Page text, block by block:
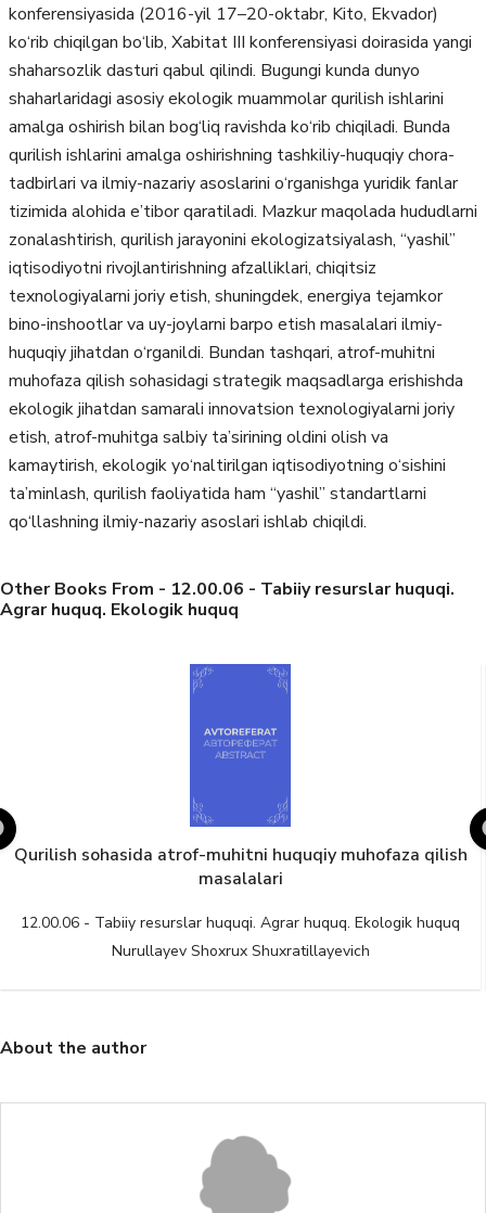
konferensiyasida (2016-yil 17–20-oktabr, Kito, Ekvador)
kо‘rib chiqilgan bо‘lib, Xabitat III konferensiyasi doirasida yangi
shaharsozlik dasturi qabul qilindi. Bugungi kunda dunyo
shaharlaridagi asosiy ekologik muammolar qurilish ishlarini
amalga oshirish bilan bog‘liq ravishda kо‘rib chiqiladi. Bunda
qurilish ishlarini amalga oshirishning tashkiliy-huquqiy chora-
tadbirlari va ilmiy-nazariy asoslarini о‘rganishga yuridik fanlar
tizimida alohida e’tibor qaratiladi. Mazkur maqolada hududlarni
zonalashtirish, qurilish jarayonini ekologizatsiyalash, “yashil”
iqtisodiyotni rivojlantirishning afzalliklari, chiqitsiz
texnologiyalarni joriy etish, shuningdek, energiya tejamkor
bino-inshootlar va uy-joylarni barpo etish masalalari ilmiy-
huquqiy jihatdan о‘rganildi. Bundan tashqari, atrof-muhitni
muhofaza qilish sohasidagi strategik maqsadlarga erishishda
ekologik jihatdan samarali innovatsion texnologiyalarni joriy
etish, atrof-muhitga salbiy ta’sirining oldini olish va
kamaytirish, ekologik yо‘naltirilgan iqtisodiyotning о‘sishini
ta’minlash, qurilish faoliyatida ham “yashil” standartlarni
qо‘llashning ilmiy-nazariy asoslari ishlab chiqildi.
Other Books From - 12.00.06 - Tabiiy resurslar huquqi.
Agrar huquq. Ekologik huquq
Qurilish sohasida atrof-muhitni huquqiy muhofaza qilish
masalalari
12.00.06 - Tabiiy resurslar huquqi. Agrar huquq. Ekologik huquq
Nurullayev Shoxrux Shuxratillayevich
About the author